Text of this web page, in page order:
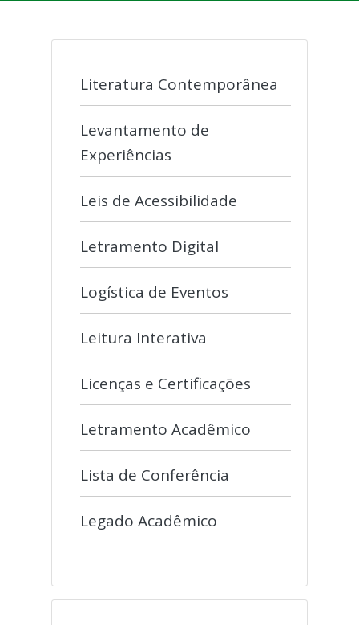
Literatura Contemporânea
Levantamento de
Experiências
Leis de Acessibilidade
Letramento Digital
Logística de Eventos
Leitura Interativa
Licenças e Certificações
Letramento Acadêmico
Lista de Conferência
Legado Acadêmico